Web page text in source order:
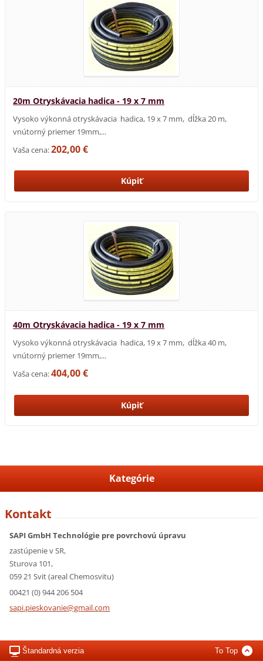
20m Otryskávacia hadica - 19 x 7 mm
Vysoko výkonná otryskávacia hadica, 19 x 7 mm, dĺžka 20 m,
vnútorný priemer 19mm,...
Vaša cena:202,00 €
40m Otryskávacia hadica - 19 x 7 mm
Vysoko výkonná otryskávacia hadica, 19 x 7 mm, dĺžka 40 m,
vnútorný priemer 19mm,...
Vaša cena:404,00 €
Kategórie
Kontakt
SAPI GmbH Technológie pre povrchovú úpravu
zastúpenie v SR,
Sturova 101,
059 21 Svit (areal Chemosvitu)
00421 (0) 944 206 504
sapi.pieskovanie@gmail.com
Štandardná verzia To Top